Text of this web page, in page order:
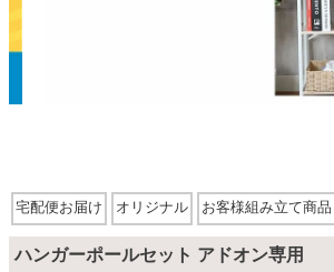
ダイニングテーブル・セット
宅配便お届け オリジナル お客様組み立て商品
ハンガーポールセット アドオン専用